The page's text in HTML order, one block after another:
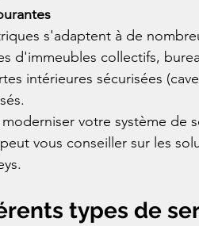
s'adaptent à de
d'immeubles collectifs,
intérieures sécurisées
moderniser votre système de
peut vous conseiller sur les
types de